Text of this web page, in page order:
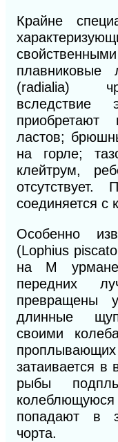
Крайне
плавниковые
(radialia)
вследствие
ластов;
на горле;
клейтрум,
отсутствует.
соединяется с
Особенно
(Lophius
на М
передних
длинные
своими
затаивается в
рыбы
попадают в
чорта.